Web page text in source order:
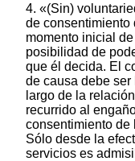
4. «(Sin)
de consentimiento
momento inicial
posibilidad de
que él decida. El
de causa debe
largo de la
recurrido al
consentimiento de
Sólo desde la
servicios es